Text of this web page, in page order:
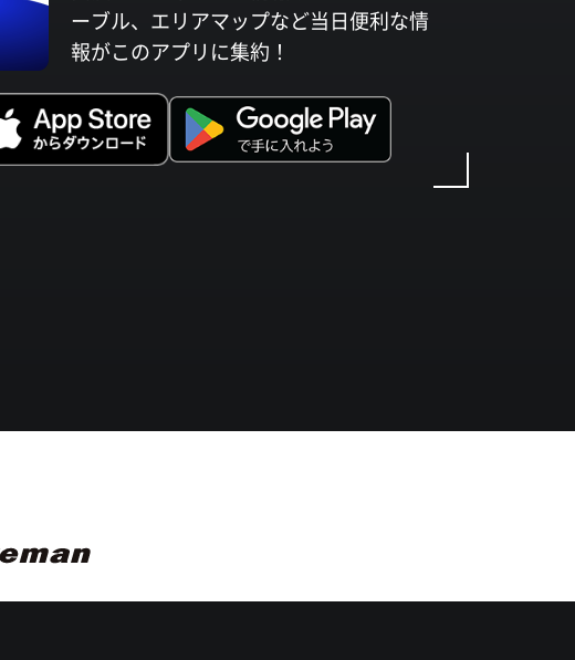
ーブル、エリアマップなど当日便利な情
報がこのアプリに集約！